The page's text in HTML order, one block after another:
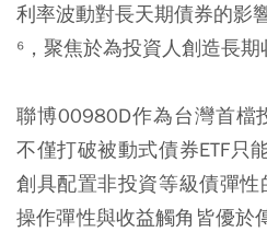
利率波動對長天期債券的影
⁶，聚焦於為投資人創造長期
聯博00980D作為台灣首檔
不僅打破被動式債券ETF只
創具配置非投資等級債彈性
操作彈性與收益觸角皆優於